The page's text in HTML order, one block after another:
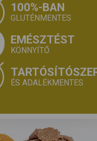
100%-BAN
GLUTÉNMENTES
EMÉSZTÉST
KÖNNYÍTŐ
ÉS ADALÉKMENTES